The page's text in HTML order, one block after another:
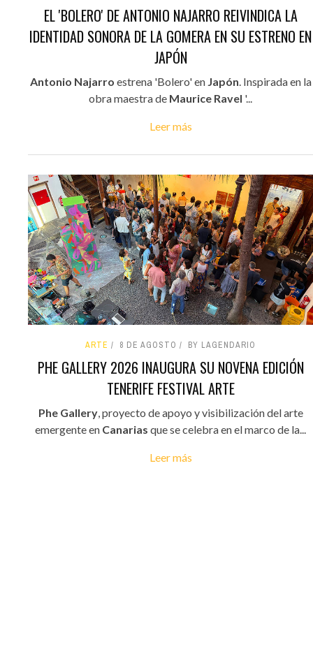
EL 'BOLERO' DE ANTONIO NAJARRO REIVINDICA LA
IDENTIDAD SONORA DE LA GOMERA EN SU ESTRENO EN
JAPÓN
Antonio Najarro estrena 'Bolero' en Japón. Inspirada en la
obra maestra de Maurice Ravel '...
Leer más
ARTE 8 DE AGOSTO BY LAGENDARIO
PHE GALLERY 2026 INAUGURA SU NOVENA EDICIÓN
TENERIFE FESTIVAL ARTE
Phe Gallery, proyecto de apoyo y visibilización del arte
emergente en Canarias que se celebra en el marco de la...
Leer más